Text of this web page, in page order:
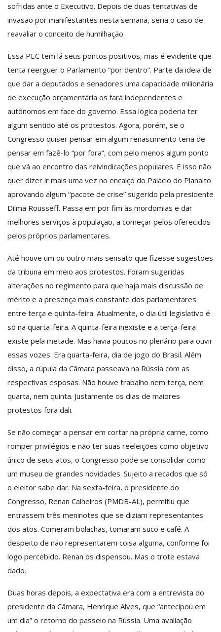
sofridas ante o Executivo. Depois de duas tentativas de
invasão por manifestantes nesta semana, seria o caso de
reavaliar o conceito de humilhação.
Essa PEC tem lá seus pontos positivos, mas é evidente que
tenta reerguer o Parlamento “por dentro”. Parte da ideia de
que dar a deputados e senadores uma capacidade milionária
de execução orçamentária os fará independentes e
autônomos em face do governo. Essa lógica poderia ter
algum sentido até os protestos. Agora, porém, se o
Congresso quiser pensar em algum renascimento teria de
pensar em fazê-lo “por fora”, com pelo menos algum ponto
que vá ao encontro das reivindicações populares. E isso não
quer dizer ir mais uma vez no encalço do Palácio do Planalto
aprovando algum “pacote de crise” sugerido pela presidente
Dilma Rousseff. Passa em por fim às mordomias e dar
melhores serviços à população, a começar pelos oferecidos
pelos próprios parlamentares.
Até houve um ou outro mais sensato que fizesse sugestões
da tribuna em meio aos protestos. Foram sugeridas
alterações no regimento para que haja mais discussão de
mérito e a presença mais constante dos parlamentares
entre terça e quinta-feira. Atualmente, o dia útil legislativo é
só na quarta-feira. A quinta-feira inexiste e a terça-feira
existe pela metade. Mas havia poucos no plenário para ouvir
essas vozes. Era quarta-feira, dia de jogo do Brasil. Além
disso, a cúpula da Câmara passeava na Rússia com as
respectivas esposas. Não houve trabalho nem terça, nem
quarta, nem quinta. Justamente os dias de maiores
protestos fora dali.
Se não começar a pensar em cortar na própria carne, como
romper privilégios e não ter suas reeleições como objetivo
único de seus atos, o Congresso pode se consolidar como
um museu de grandes novidades. Sujeito a recados que só
o eleitor sabe dar. Na sexta-feira, o presidente do
Congresso, Renan Calheiros (PMDB-AL), permitiu que
entrassem três meninotes que se diziam representantes
dos atos. Comeram bolachas, tomaram suco e café. A
despeito de não representarem coisa alguma, conforme foi
logo percebido. Renan os dispensou. Mas o trote estava
dado.
Duas horas depois, a expectativa era com a entrevista do
presidente da Câmara, Henrique Alves, que “antecipou em
um dia” o retorno do passeio na Rússia. Uma avaliação